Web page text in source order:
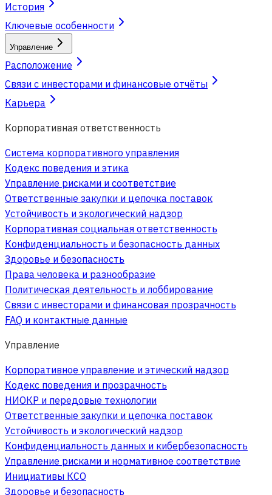
История
Ключевые особенности
Управление
Расположение
Связи с инвесторами и финансовые отчёты
Карьера
Корпоративная ответственность
Система корпоративного управления
Кодекс поведения и этика
Управление рисками и соответствие
Ответственные закупки и цепочка поставок
Устойчивость и экологический надзор
Корпоративная социальная ответственность
Конфиденциальность и безопасность данных
Здоровье и безопасность
Права человека и разнообразие
Политическая деятельность и лоббирование
Связи с инвесторами и финансовая прозрачность
FAQ и контактные данные
Управление
Корпоративное управление и этический надзор
Кодекс поведения и прозрачность
НИОКР и передовые технологии
Ответственные закупки и цепочка поставок
Устойчивость и экологический надзор
Конфиденциальность данных и кибербезопасность
Управление рисками и нормативное соответствие
Инициативы КСО
Здоровье и безопасность